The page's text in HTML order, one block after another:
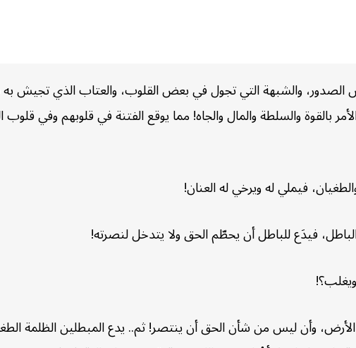
والشبهة التي تجول في بعض القلوب، والعتاب الذي تجيش به
بالقوة والسلطة والمال والجاه! مما يوقع الفتنة في قلوبهم وفي
فيملي له ويرخي له العنان!
فيدَع للباطل أن يحطّم الحق ولا يتدخل لنصرته!
وأن ليس من شأن الحق أن ينتصر! ثم.. يدع المبطلين الظلمة